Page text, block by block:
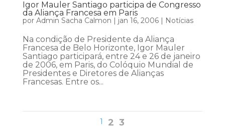
Igor Mauler Santiago participa de Congresso
da Aliança Francesa em Paris
por Admin Sacha Calmon | jan 16, 2006| Notícias
Na condição de Presidente da Aliança
Francesa de Belo Horizonte, Igor Mauler
Santiago participará, entre 24 e 26 de janeiro
de 2006, em Paris, do Colóquio Mundial de
Presidentes e Diretores de Alianças
Francesas. Entre os...
1 2 3